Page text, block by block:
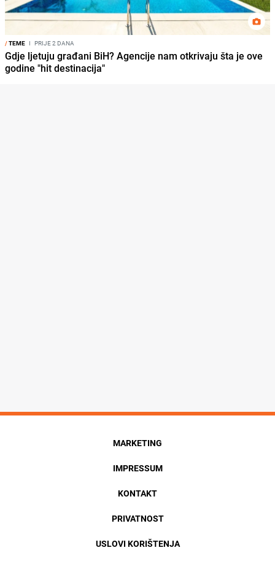
/TEME I PRIJE 2 DANA
Gdje ljetuju građani BiH? Agencije nam otkrivaju šta je ove
godine "hit destinacija"
MARKETING
IMPRESSUM
KONTAKT
PRIVATNOST
USLOVI KORIŠTENJA